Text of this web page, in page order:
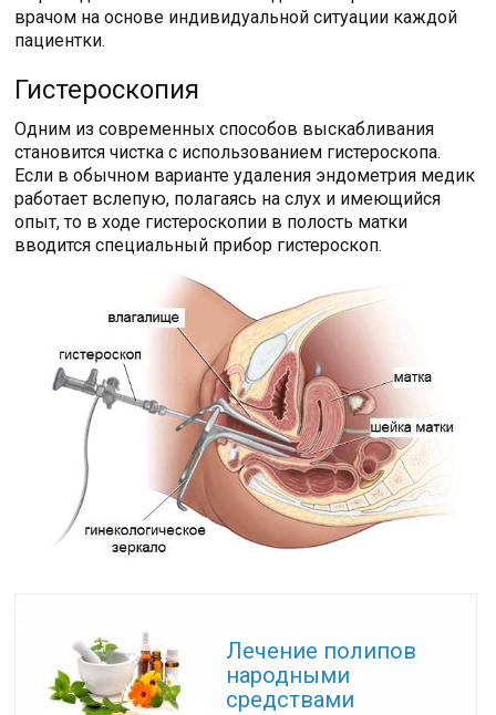
врачом на основе индивидуальной ситуации каждой
пациентки.
Гистероскопия
Одним из современных способов выскабливания
становится чистка с использованием гистероскопа.
Если в обычном варианте удаления эндометрия медик
работает вслепую, полагаясь на слух и имеющийся
опыт, то в ходе гистероскопии в полость матки
вводится специальный прибор гистероскоп.
Лечение полипов
народными
средствами